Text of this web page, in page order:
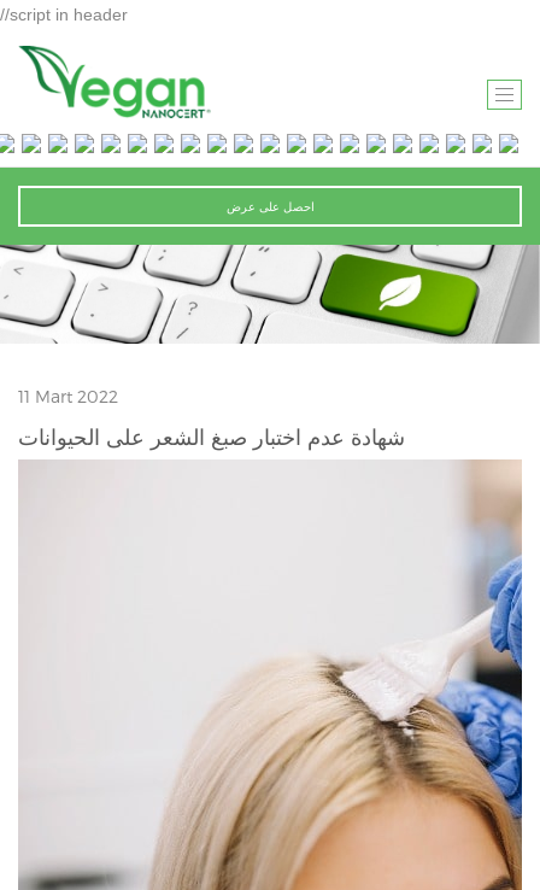
//script in header
T
O
G
G
L
N
A
V
T
I
O
N
احصل على عرض
11 Mart 2022
شهادة عدم اختبار صبغ الشعر على الحيوانات